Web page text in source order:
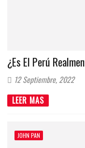
¿Es El Perú
12 Septiembre, 2022
LEER MAS
JOHN PAN